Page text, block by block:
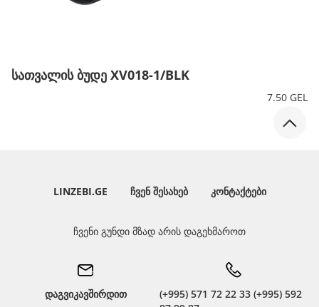
სათვალის ბუდე XV018-1/BLK
7.50 GEL
LINZEBI.GE ᲩᲕᲔᲜ ᲨᲔᲡᲐᲮᲔᲑ ᲙᲝᲜᲢᲐᲥᲢᲔᲑᲘ
ჩვენი გუნდი მზად არის დაგეხმაროთ
დაგვიკავშირდით
(+995) 571 72 22 33 (+995) 592